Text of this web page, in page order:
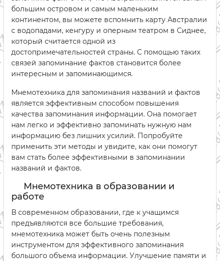
большим островом и самым маленьким
континентом, вы можете вспомнить карту Австралии
с водопадами, кенгуру и оперным театром в Сиднее,
который считается одной из
достопримечательностей страны. С помощью таких
связей запоминание фактов становится более
интересным и запоминающимся.
Мнемотехника для запоминания названий и фактов
является эффективным способом повышения
качества запоминания информации. Она помогает
нам легко и эффективно запоминать нужную нам
информацию без лишних усилий. Попробуйте
применить эти методы и увидите, как они помогут
вам стать более эффективными в запоминании
названий и фактов.
Мнемотехника в образовании и
работе
В современном образовании, где к учащимся
предъявляются все большие требования,
мнемотехника может быть очень полезным
инструментом для эффективного запоминания
большого объема информации. Улучшение памяти и